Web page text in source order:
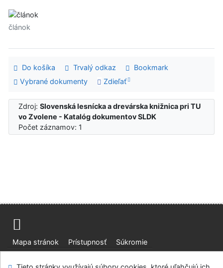
článok
Do košíka Trvalý odkaz
Bookmark
Vybrané dokumenty
Zdieľať
Zdroj:Slovenská lesnícka a drevárska knižnica pri TU
vo Zvolene - Katalóg dokumentov SLDK
Počet záznamov: 1
Mapa stránok Prístupnosť
Súkromie